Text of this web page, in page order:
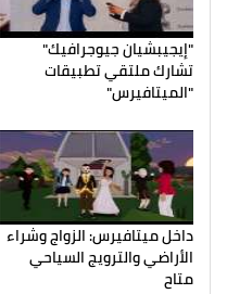
"إيجيبشيان جيوجرافيك"
تشارك ملتقي تطبيقات
"الميتافيرس"
داخل ميتافيرس: الزواج وشراء
الأراضي والترويج السياحي
متاح